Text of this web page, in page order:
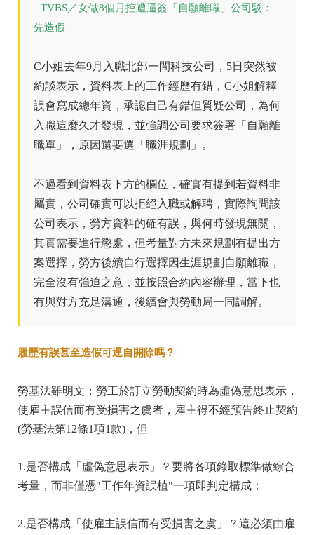
TVBS／女做8個月控遭逼簽「自願離職」公司駁：
先造假
C小姐去年9月入職北部一間科技公司，5日突然被
約談表示，資料表上的工作經歷有錯，C小姐解釋
誤會寫成總年資，承認自己有錯但質疑公司，為何
入職這麼久才發現，並強調公司要求簽署「自願離
職單」，原因還要選「職涯規劃」。
不過看到資料表下方的欄位，確實有提到若資料非
屬實，公司確實可以拒絕入職或解聘，實際詢問該
公司表示，勞方資料的確有誤，與何時發現無關，
其實需要進行懲處，但考量對方未來規劃有提出方
案選擇，勞方後續自行選擇因生涯規劃自願離職，
完全沒有強迫之意，並按照合約內容辦理，當下也
有與對方充足溝通，後續會與勞動局一同調解。
履歷有誤甚至造假可逕自開除嗎？
勞基法雖明文：勞工於訂立勞動契約時為虛偽意思表示，
使雇主誤信而有受損害之虞者，雇主得不經預告終止契約
(勞基法第12條1項1款)，但
1.是否構成「虛偽意思表示」？要將各項錄取標準做綜合
考量，而非僅憑"工作年資誤植"一項即判定構成；
2.是否構成「使雇主誤信而有受損害之虞」？這必須由雇